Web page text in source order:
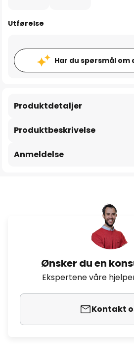
Utførelse
Har du spørsmål om
Produktbeskrivelse
Produktdetaljer
Anmeldelse
Ønsker du en
Ekspertene våre
Kontakt